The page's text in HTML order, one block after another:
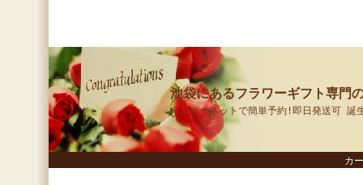
池袋にあるフラワーギフト専門
インターネットで簡単予約!即日発送可 誕
カ